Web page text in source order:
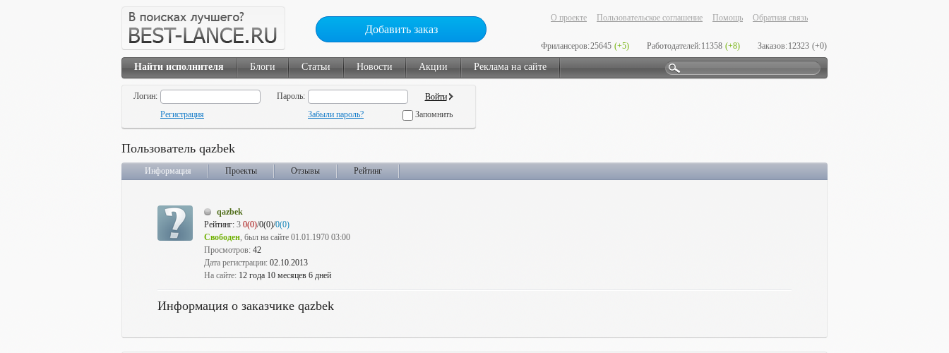
Добавить заказ
О проекте Пользовательское соглашение Помощь Обратная связь
Фрилансеров:25645 (+5) Работодателей:11358 (+8) Заказов:12323 (+0)
Найти исполнителя Блоги Статьи Новости Акции Реклама на сайте
Логин:
Пароль:
Регистрация
Забыли пароль? Запомнить
Пользователь qazbek
Информация Проекты Отзывы Рейтинг
qazbek
Рейтинг: 3 0(0)/0(0)/0(0)
Свободен, был на сайте 01.01.1970 03:00
Просмотров: 42
Дата регистрации: 02.10.2013
На сайте: 12 года 10 месяцев 6 дней
Информация о заказчике qazbek